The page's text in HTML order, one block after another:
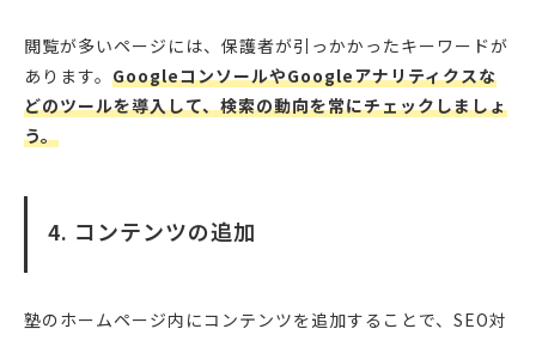
閲覧が多いページには、保護者が引っかかったキーワードが
あります。 GoogleコンソールやGoogleアナリティクスな
どのツールを導入して、検索の動向を常にチェックしましょ
う。
4. コンテンツの追加
塾のホームページ内にコンテンツを追加することで、SEO対